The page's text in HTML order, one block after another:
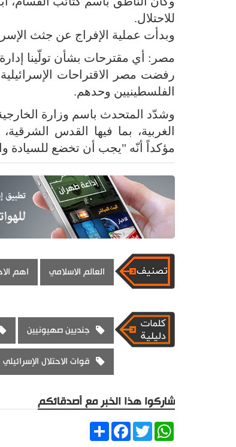
للاحتلال.
وبدأت عملية الإفراج عن جثث
مصر: أي مقترحات بشأن تولّينا
رفضت مصر الاقتراحات
الفلسطينيين وحدهم.
وشدّد المتحدث باسم وزارة
الغربية، بما فيها القدس
مؤكداً أنّه "يجب أن تخضع للسيادة
العالم الاسلامي اهم
جنديين صهيونيين
قوات الاحتلال الإسرائيلي
شاركوا هذا الخبر مع أصدقائكم
ShareFacebookTwitter
WhatsApp